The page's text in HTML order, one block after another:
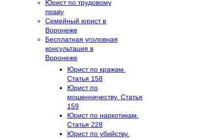
Юрист по трудовому
праву
Семейный юрист в
Воронеже
Бесплатная уголовная
консультация в
Воронеже
Юрист по кражам.
Статья 158
Юрист по
мошенничеству. Статья
159
Юрист по наркотикам.
Статья 228
Юрист по убийству.